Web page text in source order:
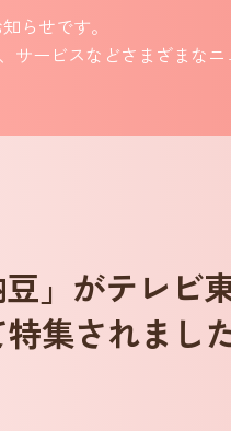
らせです。
サービスなどさまざまなニ
豆」がテレビ
特集されまし